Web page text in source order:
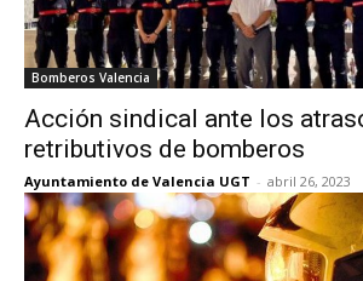
Bomberos Valencia
Acción sindical ante los
retributivos de bomberos
Ayuntamiento de Valencia UGT - abril 26, 2023